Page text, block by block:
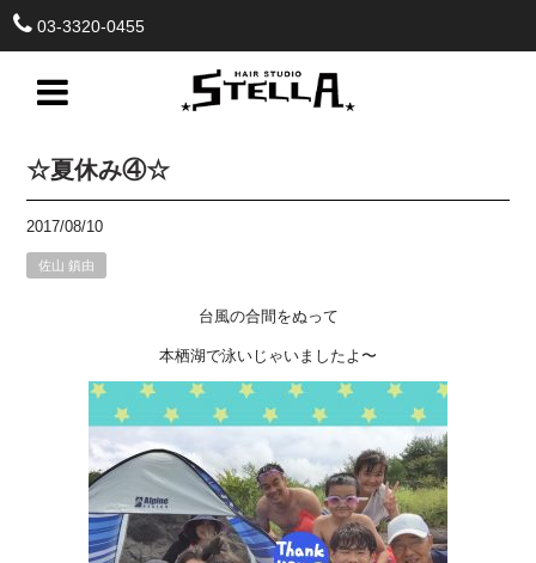
03-3320-0455
☆夏休み④☆
2017/08/10
佐山 鎮由
台風の合間をぬって
本栖湖で泳いじゃいましたよ〜